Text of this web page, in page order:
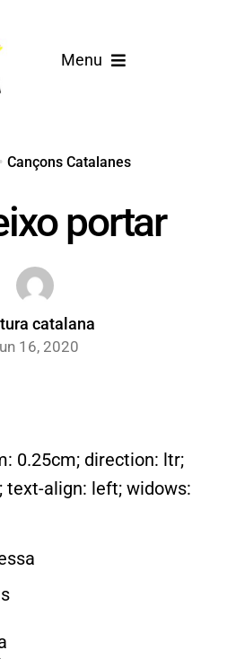
Menu
Cançons
Blog
• Cançons Catalanes
portar
catalana
16, 2020
0.25cm; direction: ltr;
text-align: left; widows: